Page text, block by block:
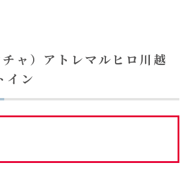
ャ）アトレマルヒロ川越
イン